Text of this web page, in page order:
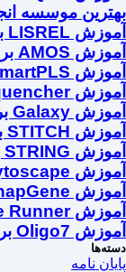
بهترین موسسه
آموزش LISREL با مثال‌های کاربردی
آموزش AMOS برای تحلیل معادلات ساختاری
آموزش SmartPLS برای مدل‌سازی معادلات ساختاری
آموزش Sequencher برای آنالیز توالی DNA
آموزش Galaxy برای تحلیل داده‌های توالی‌یابی
آموزش STITCH برای بررسی تعامل دارو و پروتئین
آموزش STRING برای تحلیل تعاملات پروتئینی
آموزش Cytoscape برای تحلیل شبکه‌های زیستی
آموزش SnapGene برای تحلیل و طراحی DNA
آموزش Gene Runner از صفر تا پیشرفته
آموزش Oligo7 برای طراحی پرایمر
دسته‌ها
پایان نامه